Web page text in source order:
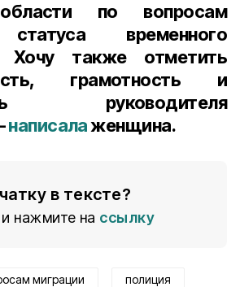
по вопросам
статуса временного
Хочу также отметить
грамотность и
руководителя
написалаженщина.
в тексте?
нажмите на ссылку
миграции полиция